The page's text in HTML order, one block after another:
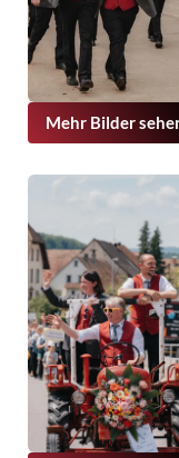
Mehr Bilder